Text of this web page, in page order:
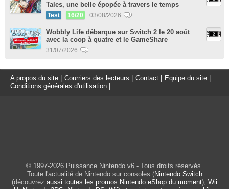
Tales, une belle épopée à travers le temps
Test 16/20 03/08/2026
Wobbly Life débarque sur Switch 2 le 20 août
avec la coop à quatre et le GameShare
31/07/2026
A propos du site Courriers des lecteurs Contact Equipe du site
Conditions générales d'utilisation
© 1997-2026 Puissance Nintendo v6 - Tous droits réservés.
Toute l'actualité de Nintendo sur consoles (Nintendo Switch
(découvrez aussi toutes les promos Nintendo eShop du moment), Wii